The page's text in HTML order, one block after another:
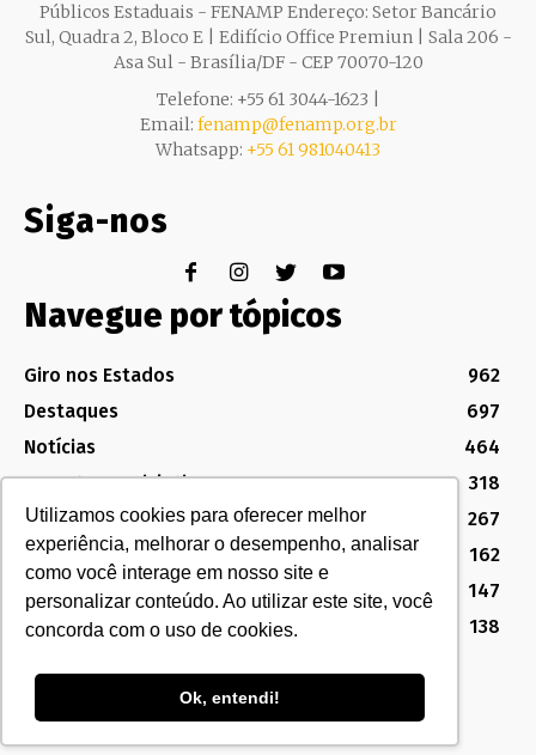
Utilizamos cookies para oferecer melhor
experiência, melhorar o desempenho, analisar
como você interage em nosso site e
personalizar conteúdo. Ao utilizar este site, você
concorda com o uso de cookies.
Ok, entendi!
Públicos Estaduais - FENAMP Endereço: Setor Bancário
Sul, Quadra 2, Bloco E | Edifício Office Premiun | Sala 206 -
Asa Sul - Brasília/DF - CEP 70070-120
Telefone: +55 61 3044-1623 |
Email: fenamp@fenamp.org.br
Whatsapp: +55 61 981040413
Siga-nos
Navegue por tópicos
Giro nos Estados
962
Destaques
697
Notícias
464
Assuntos Legislativos
318
Política Sindical e Institucional
267
Destaques do Legislativo
162
Notícias do Congresso
147
MG
138